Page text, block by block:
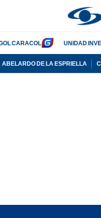
CARACOL UNIDAD
ABELARDO DE LA ESPRIELLA